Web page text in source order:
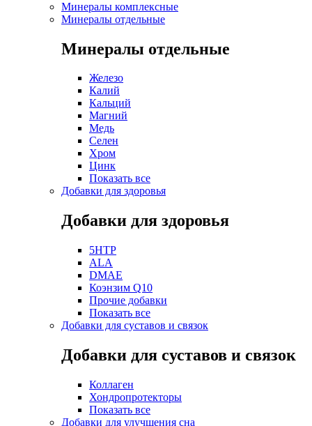
Минералы комплексные
Минералы отдельные
Минералы отдельные
Железо
Калий
Кальций
Магний
Медь
Селен
Хром
Цинк
Показать все
Добавки для здоровья
Добавки для здоровья
5HTP
ALA
DMAE
Коэнзим Q10
Прочие добавки
Показать все
Добавки для суставов и связок
Добавки для суставов и связок
Коллаген
Хондропротекторы
Показать все
Добавки для улучшения сна